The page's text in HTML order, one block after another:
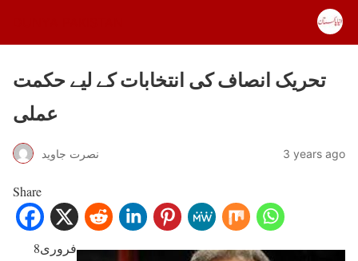
تحریک انصاف کی انتخابات کے لیے حکمت
عملی
نصرت جاوید 3 years ago
Share
8فروری